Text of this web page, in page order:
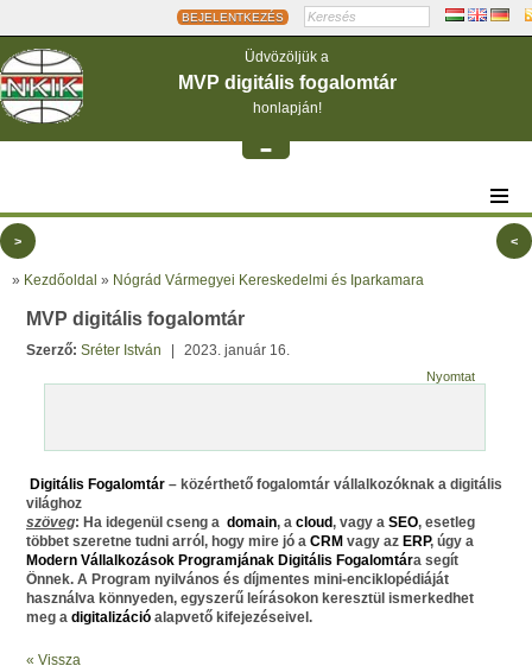
BEJELENTKEZÉS
Üdvözöljük a
MVP digitális fogalomtár
honlapján!
-
> <
» Kezdőoldal » Nógrád Vármegyei Kereskedelmi és Iparkamara
MVP digitális fogalomtár
Szerző: Sréter István 2023. január 16.
Nyomtat
Digitális Fogalomtár – közérthető fogalomtár vállalkozóknak a digitális
világhoz
szöveg: Ha idegenül cseng a domain, a cloud, vagy a SEO, esetleg
többet szeretne tudni arról, hogy mire jó a CRM vagy az ERP, úgy a
Modern Vállalkozások Programjának Digitális Fogalomtára segít
Önnek. A Program nyilvános és díjmentes mini-enciklopédiáját
használva könnyeden, egyszerű leírásokon keresztül ismerkedhet
meg a digitalizáció alapvető kifejezéseivel.
« Vissza